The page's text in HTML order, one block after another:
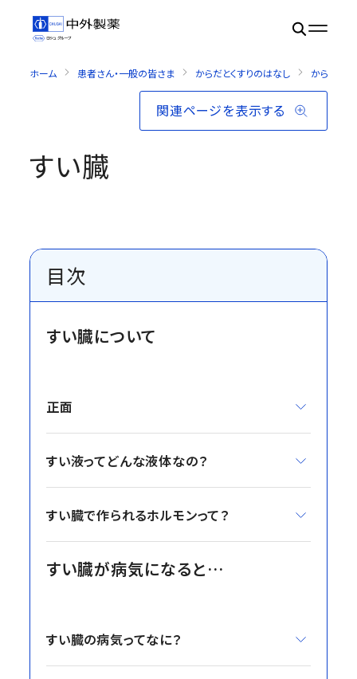
ホーム 患者さん・一般の皆さま からだとくすりのはなし からだの
関連ページを表示する
すい臓
目次
すい臓について
正面
すい液ってどんな液体なの？
すい臓で作られるホルモンって？
すい臓が病気になると…
すい臓の病気ってなに？